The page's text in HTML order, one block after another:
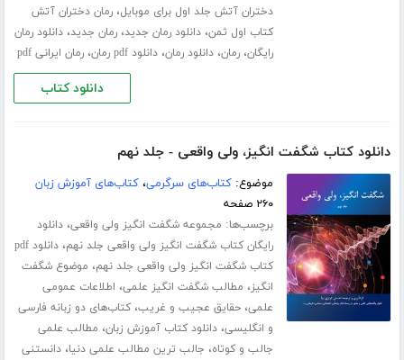
دختران آتش جلد اول برای موبایل،رمان دختران آتش
کتاب اول ثمن،دانلود رمان جدید،رمان جدید،دانلود رمان
رایگان،رمان،دانلود رمان،دانلود pdf رمان ،رمان ایرانی pdf
دانلود کتاب
دانلود کتاب شگفت انگیز، ولی واقعی - جلد نهم
موضوع:کتاب‌های سرگرمی،کتاب‌های آموزش زبان
۲۶۰ صفحه
برچسب‌ها: مجموعه شگفت انگیز ولی واقعی،دانلود
رایگان کتاب شگفت انگیز ولی واقعی جلد نهم،
دانلود pdf
کتاب شگفت انگیز ولی واقعی جلد نهم، موضوع شگفت
انگیز، مطالب شگفت انگیز علمی، اطلاعات عمومی
علمی،حقایق عجیب و غریب،کتاب‌های دو زبانه فارسی
و انگلیسی،دانلود کتاب آموزش زبان، مطالب علمی
جالب و کوتاه، جالب ترین مطالب علمی دنیا،دانستنی